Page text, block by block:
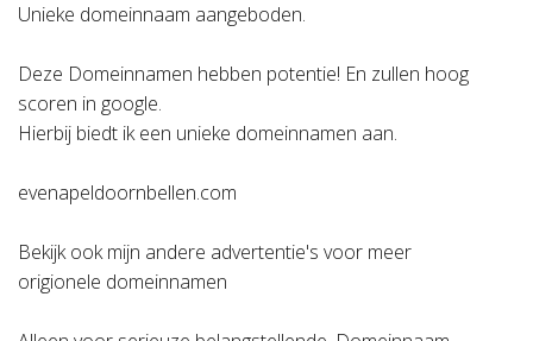
Unieke domeinnaam aangeboden.
Deze Domeinnamen hebben potentie! En zullen hoog
scoren in google.
Hierbij biedt ik een unieke domeinnamen aan.
evenapeldoornbellen.com
Bekijk ook mijn andere advertentie's voor meer
origionele domeinnamen